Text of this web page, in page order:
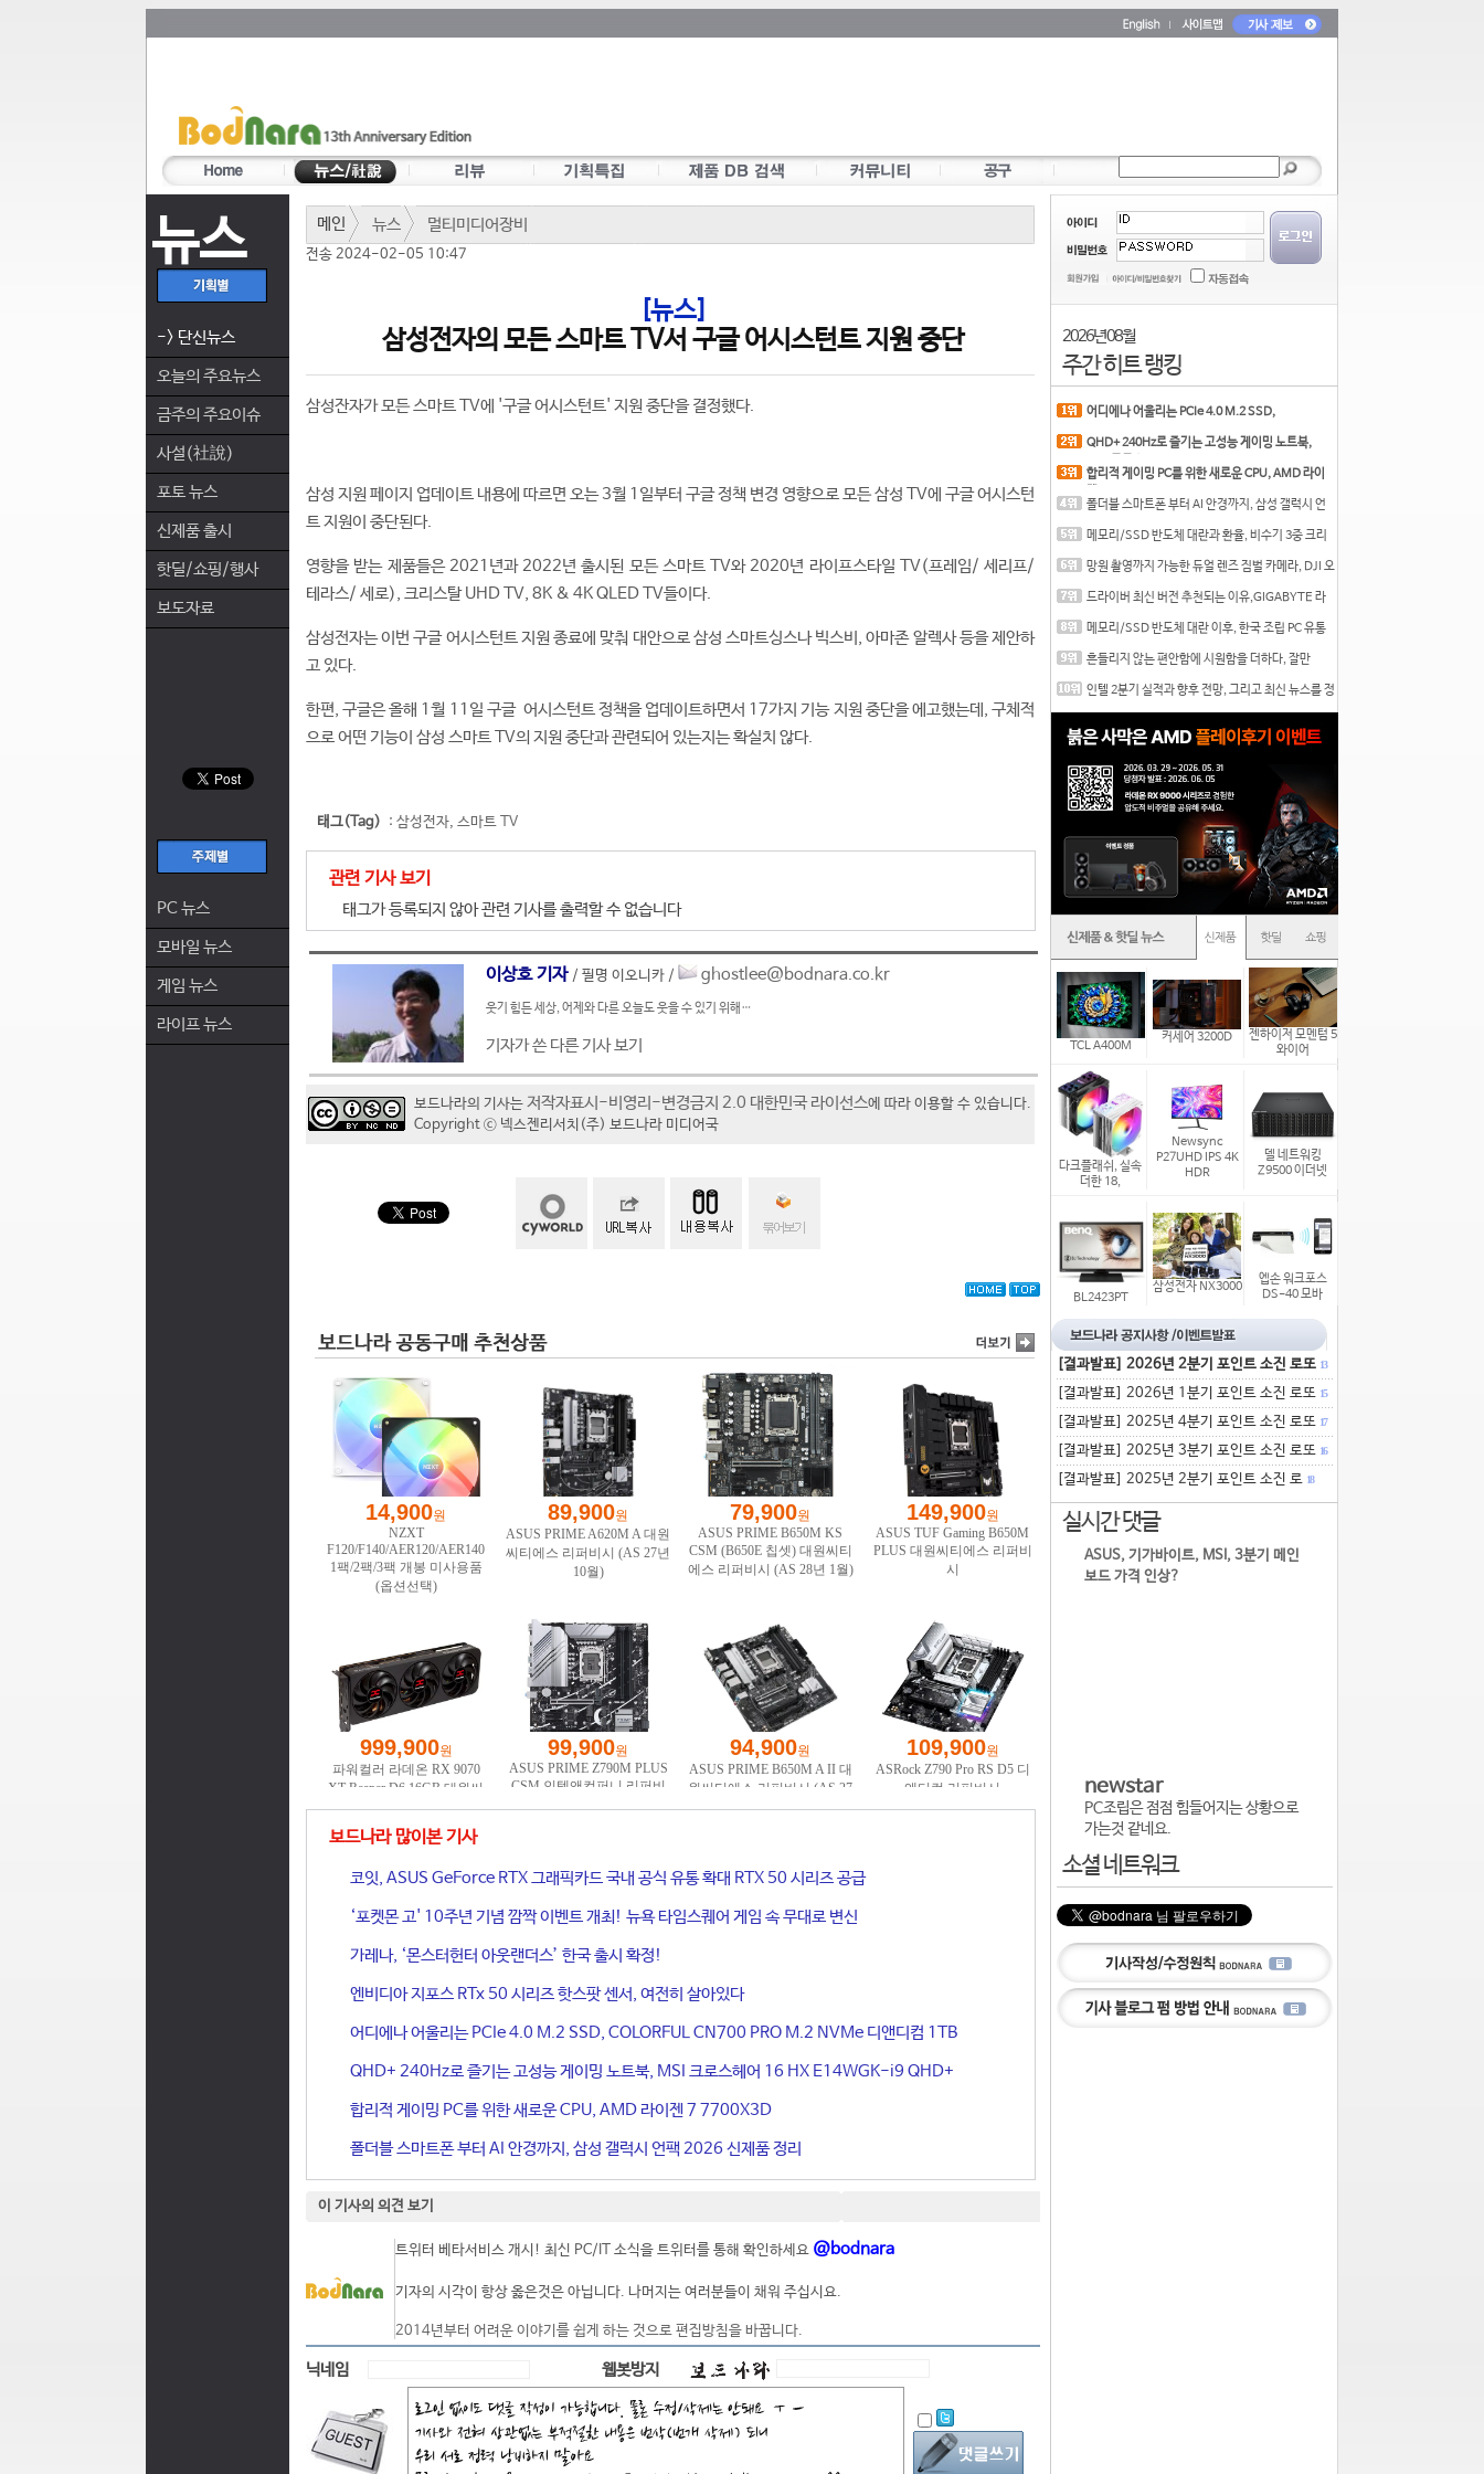
뉴스
-> 단신뉴스
오늘의 주요뉴스
금주의 주요이슈
사설(社說)
포토 뉴스
신제품 출시
핫딜/쇼핑/행사
보도자료
PC 뉴스
모바일 뉴스
게임 뉴스
라이프 뉴스
메인 뉴스 멀티미디어장비
전송 2024-02-05 10:47
[뉴스]
삼성전자의 모든 스마트 TV서 구글 어시스턴트 지원 중단
삼성잔자가 모든 스마트 TV에 '구글 어시스턴트' 지원 중단을 결정했다.
삼성 지원 페이지 업데이트 내용에 따르면 오는 3월 1일부터 구글 정책 변경 영향으로 모든 삼성 TV에 구글 어시스턴
트 지원이 중단된다.
영향을 받는 제품들은 2021년과 2022년 출시된 모든 스마트 TV와 2020년 라이프스타일 TV(프레임/ 세리프/
테라스/ 세로), 크리스탈 UHD TV, 8K & 4K QLED TV들이다.
삼성전자는 이번 구글 어시스턴트 지원 종료에 맞춰 대안으로 삼성 스마트싱스나 빅스비, 아마존 알렉사 등을 제안하
고 있다.
한편, 구글은 올해 1월 11일 구글 어시스턴트 정책을 업데이트하면서 17가지 기능 지원 중단을 에고했는데, 구체적
으로 어떤 기능이 삼성 스마트 TV의 지원 중단과 관련되어 있는지는 확실치 않다.
태그(Tag) : 삼성전자, 스마트 TV
관련 기사 보기
태그가 등록되지 않아 관련 기사를 출력할 수 없습니다
이상호 기자 / 필명 이오니카 / ghostlee@bodnara.co.kr
웃기 힘든 세상, 어제와 다른 오늘도 웃을 수 있기 위해…
기자가 쓴 다른 기사 보기
보드나라의 기사는 저작자표시-비영리-변경금지 2.0 대한민국 라이선스에 따라 이용할 수 있습니다.
Copyright ⓒ 넥스젠리서치(주) 보드나라 미디어국
보드나라 많이본 기사
코잇, ASUS GeForce RTX 그래픽카드 국내 공식 유통 확대 RTX 50 시리즈 공급
‘포켓몬 고' 10주년 기념 깜짝 이벤트 개최! 뉴욕 타임스퀘어 게임 속 무대로 변신
가레나, ‘몬스터헌터 아웃랜더스’ 한국 출시 확정!
엔비디아 지포스 RTx 50 시리즈 핫스팟 센서, 여전히 살아있다
어디에나 어울리는 PCIe 4.0 M.2 SSD, COLORFUL CN700 PRO M.2 NVMe 디앤디컴 1TB
QHD+ 240Hz로 즐기는 고성능 게이밍 노트북, MSI 크로스헤어 16 HX E14WGK-i9 QHD+
합리적 게이밍 PC를 위한 새로운 CPU, AMD 라이젠 7 7700X3D
폴더블 스마트폰 부터 AI 안경까지, 삼성 갤럭시 언팩 2026 신제품 정리
이 기사의 의견 보기
트위터 베타서비스 개시! 최신 PC/IT 소식을 트위터를 통해 확인하세요 @bodnara
기자의 시각이 항상 옳은것은 아닙니다. 나머지는 여러분들이 채워 주십시요.
2014년부터 어려운 이야기를 쉽게 하는 것으로 편집방침을 바꿉니다.
닉네임 웹봇방지
2026년 08월
주간 히트 랭킹
어디에나 어울리는 PCIe 4.0 M.2 SSD,
QHD+ 240Hz로 즐기는 고성능 게이밍 노트북,
합리적 게이밍 PC를 위한 새로운 CPU, AMD 라이
폴더블 스마트폰 부터 AI 안경까지, 삼성 갤럭시 언
메모리/SSD 반도체 대란과 환율, 비수기 3중 크리
망원 촬영까지 가능한 듀얼 렌즈 짐벌 카메라, DJI 오
드라이버 최신 버전 추천되는 이유,GIGABYTE 라
메모리/SSD 반도체 대란 이후, 한국 조립 PC 유통
흔들리지 않는 편안함에 시원함을 더하다, 잘만
인텔 2분기 실적과 향후 전망, 그리고 최신 뉴스를 정
TCL A400M
커세어 3200D
젠하이저 모멘텀 5
와이어
다크플래쉬, 실속
더한 18,
Newsync
P27UHD IPS 4K
HDR
델 네트워킹
Z9500 이더넷
BL2423PT
삼성전자 NX3000
엡손 워크포스
DS-40 모바
[결과발표] 2026년 2분기 포인트 소진 로또 13
[결과발표] 2026년 1분기 포인트 소진 로또 15
[결과발표] 2025년 4분기 포인트 소진 로또 17
[결과발표] 2025년 3분기 포인트 소진 로또 16
[결과발표] 2025년 2분기 포인트 소진 로 18
실시간 댓글
ASUS, 기가바이트, MSI, 3분기 메인
보드 가격 인상?
newstar
PC조립은 점점 힘들어지는 상황으로
가는것 같네요.
소셜 네트워크